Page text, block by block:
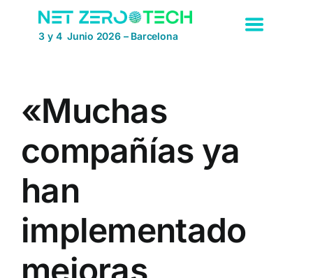
contenido
3 y 4 Junio 2026 – Barcelona
«Muchas
compañías ya
han
implementado